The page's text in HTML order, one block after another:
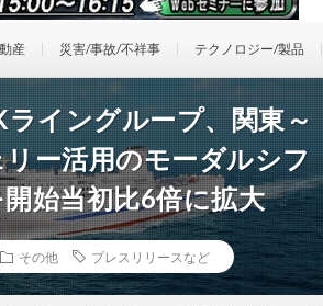
産 災害/事故/不祥事 テクノロジー/製品
イングループ、関東～
ー活用のモーダルシフ
始当初比6倍に拡大
その他 プレスリリースなど